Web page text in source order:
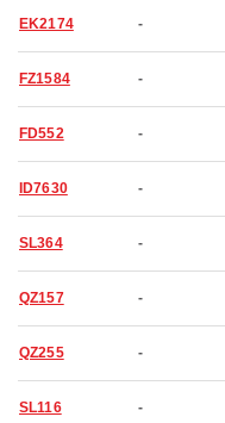
EK2174 -
FZ1584 -
FD552 -
ID7630 -
SL364 -
QZ157 -
QZ255 -
SL116 -